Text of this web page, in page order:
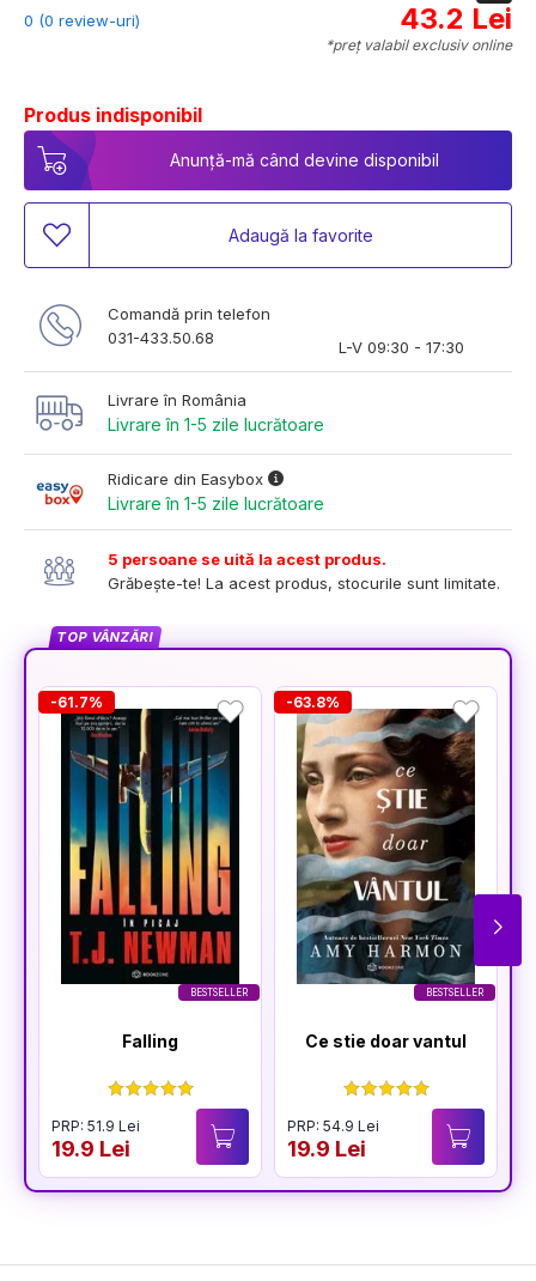
0 (0 review-uri) 43.2 Lei
*preț valabil exclusiv online
Produs indisponibil
Anunță-mă când devine disponibil
Adaugă la favorite
Comandă prin telefon
031-433.50.68
L-V 09:30 - 17:30
Livrare în România
Livrare în 1-5 zile lucrătoare
Ridicare din Easybox
Livrare în 1-5 zile lucrătoare
5 persoane se uită la acest produs.
Grăbește-te! La acest produs, stocurile sunt limitate.
TOP VÂNZĂRI
BESTSELLER
-61.7%
Falling
PRP: 51.9 Lei
19.9 Lei
BESTSELLER
-63.8%
Ce stie doar vantul
PRP: 54.9 Lei
19.9 Lei